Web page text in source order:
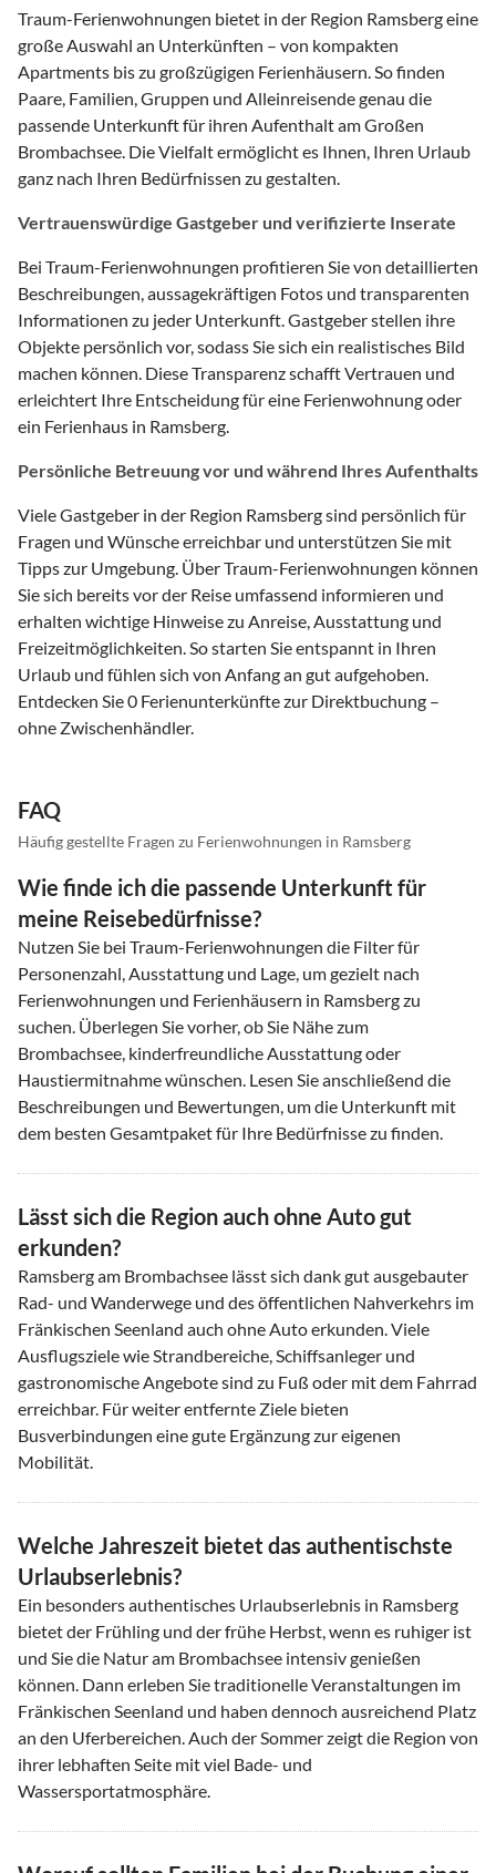
Traum-Ferienwohnungen bietet in der Region Ramsberg eine
große Auswahl an Unterkünften – von kompakten
Apartments bis zu großzügigen Ferienhäusern. So finden
Paare, Familien, Gruppen und Alleinreisende genau die
passende Unterkunft für ihren Aufenthalt am Großen
Brombachsee. Die Vielfalt ermöglicht es Ihnen, Ihren Urlaub
ganz nach Ihren Bedürfnissen zu gestalten.
Vertrauenswürdige Gastgeber und verifizierte Inserate
Bei Traum-Ferienwohnungen profitieren Sie von detaillierten
Beschreibungen, aussagekräftigen Fotos und transparenten
Informationen zu jeder Unterkunft. Gastgeber stellen ihre
Objekte persönlich vor, sodass Sie sich ein realistisches Bild
machen können. Diese Transparenz schafft Vertrauen und
erleichtert Ihre Entscheidung für eine Ferienwohnung oder
ein Ferienhaus in Ramsberg.
Persönliche Betreuung vor und während Ihres Aufenthalts
Viele Gastgeber in der Region Ramsberg sind persönlich für
Fragen und Wünsche erreichbar und unterstützen Sie mit
Tipps zur Umgebung. Über Traum-Ferienwohnungen können
Sie sich bereits vor der Reise umfassend informieren und
erhalten wichtige Hinweise zu Anreise, Ausstattung und
Freizeitmöglichkeiten. So starten Sie entspannt in Ihren
Urlaub und fühlen sich von Anfang an gut aufgehoben.
Entdecken Sie 0 Ferienunterkünfte zur Direktbuchung –
ohne Zwischenhändler.
FAQ
Häufig gestellte Fragen zu Ferienwohnungen in Ramsberg
Wie finde ich die passende Unterkunft für
meine Reisebedürfnisse?
Nutzen Sie bei Traum-Ferienwohnungen die Filter für
Personenzahl, Ausstattung und Lage, um gezielt nach
Ferienwohnungen und Ferienhäusern in Ramsberg zu
suchen. Überlegen Sie vorher, ob Sie Nähe zum
Brombachsee, kinderfreundliche Ausstattung oder
Haustiermitnahme wünschen. Lesen Sie anschließend die
Beschreibungen und Bewertungen, um die Unterkunft mit
dem besten Gesamtpaket für Ihre Bedürfnisse zu finden.
Lässt sich die Region auch ohne Auto gut
erkunden?
Ramsberg am Brombachsee lässt sich dank gut ausgebauter
Rad- und Wanderwege und des öffentlichen Nahverkehrs im
Fränkischen Seenland auch ohne Auto erkunden. Viele
Ausflugsziele wie Strandbereiche, Schiffsanleger und
gastronomische Angebote sind zu Fuß oder mit dem Fahrrad
erreichbar. Für weiter entfernte Ziele bieten
Busverbindungen eine gute Ergänzung zur eigenen
Mobilität.
Welche Jahreszeit bietet das authentischste
Urlaubserlebnis?
Ein besonders authentisches Urlaubserlebnis in Ramsberg
bietet der Frühling und der frühe Herbst, wenn es ruhiger ist
und Sie die Natur am Brombachsee intensiv genießen
können. Dann erleben Sie traditionelle Veranstaltungen im
Fränkischen Seenland und haben dennoch ausreichend Platz
an den Uferbereichen. Auch der Sommer zeigt die Region von
ihrer lebhaften Seite mit viel Bade- und
Wassersportatmosphäre.